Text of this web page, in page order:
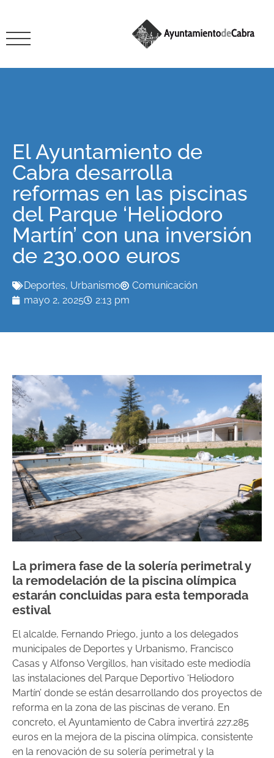
El Ayuntamiento de
Cabra desarrolla
reformas en las piscinas
del Parque ‘Heliodoro
Martín’ con una inversión
de 230.000 euros
Deportes, Urbanismo
Comunicación
mayo 2, 2025
2:13 pm
La primera fase de la solería perimetral y
la remodelación de la piscina olímpica
estarán concluidas para esta temporada
estival
El alcalde, Fernando Priego, junto a los delegados
municipales de Deportes y Urbanismo, Francisco
Casas y Alfonso Vergillos, han visitado este mediodía
las instalaciones del Parque Deportivo ‘Heliodoro
Martín’ donde se están desarrollando dos proyectos de
reforma en la zona de las piscinas de verano. En
concreto, el Ayuntamiento de Cabra invertirá 227.285
euros en la mejora de la piscina olímpica, consistente
en la renovación de su solería perimetral y la